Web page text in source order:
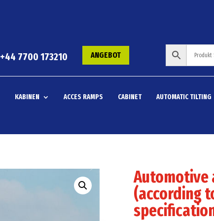
+44 7700 173210 ANGEBOT
KABINEN ACCES RAMPS CABINET AUTOMATIC TILTING
Automotive
(according